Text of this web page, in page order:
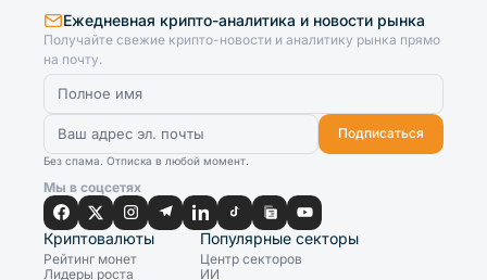
Ежедневная крипто-аналитика и новости рынка
Получайте свежие крипто-новости и аналитику рынка прямо
на почту.
Подписаться
Без спама. Отписка в любой момент.
Мы в соцсетях
Криптовалюты
Рейтинг монет
Лидеры роста
Популярные секторы
Центр секторов
ИИ